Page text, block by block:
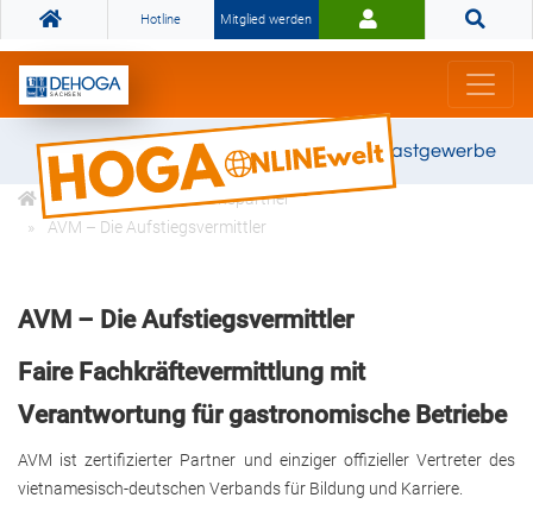
Hotline Mitglied werden
Gemeinsam stark für das Gastgewerbe
DEHOGA Kooperationspartner
AVM – Die Aufstiegsvermittler
AVM – Die Aufstiegsvermittler
Faire Fachkräftevermittlung mit
Verantwortung für gastronomische Betriebe
AVM ist zertifizierter Partner und einziger offizieller Vertreter des
vietnamesisch-deutschen Verbands für Bildung und Karriere.